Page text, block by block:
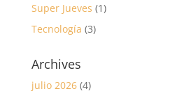
Super Jueves (1)
Tecnología (3)
Archives
julio 2026(4)